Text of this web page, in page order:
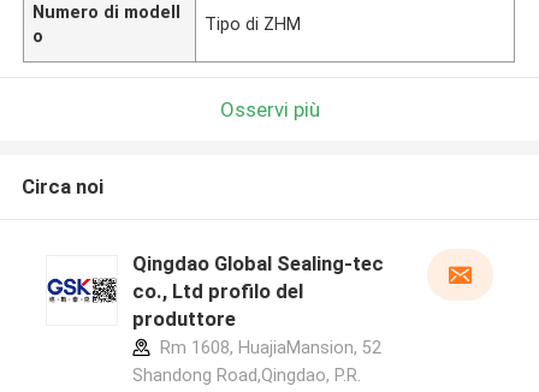
Numero di modell
o
Tipo di ZHM
Osservi più
Circa noi
Qingdao Global Sealing-tec
co., Ltd profilo del
produttore
Rm 1608, HuajiaMansion, 52
Shandong Road,Qingdao, P.R.